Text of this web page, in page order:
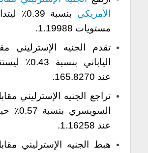
الأمريكي
بنسبة
مستويات 1.19988.
تقدم الجنيه الإسترليني
الياباني
عند 165.8270.
تراجع الجنيه الإسترليني
السويسري
عند 1.16258.
هبط الجنيه الإسترليني